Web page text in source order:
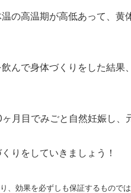
の高温期が高低あって、
んで身体づくりをした結
月目でみごと自然妊娠し
りをしていきましょう！
、効果を必ずしも保証するもので